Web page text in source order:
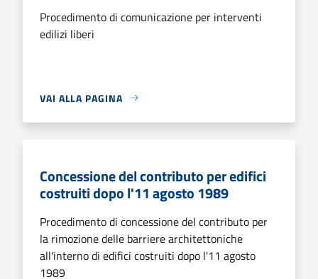
Procedimento di comunicazione per interventi
edilizi liberi
VAI ALLA PAGINA
Concessione del contributo per edifici
costruiti dopo l'11 agosto 1989
Procedimento di concessione del contributo per
la rimozione delle barriere architettoniche
all'interno di edifici costruiti dopo l'11 agosto
1989